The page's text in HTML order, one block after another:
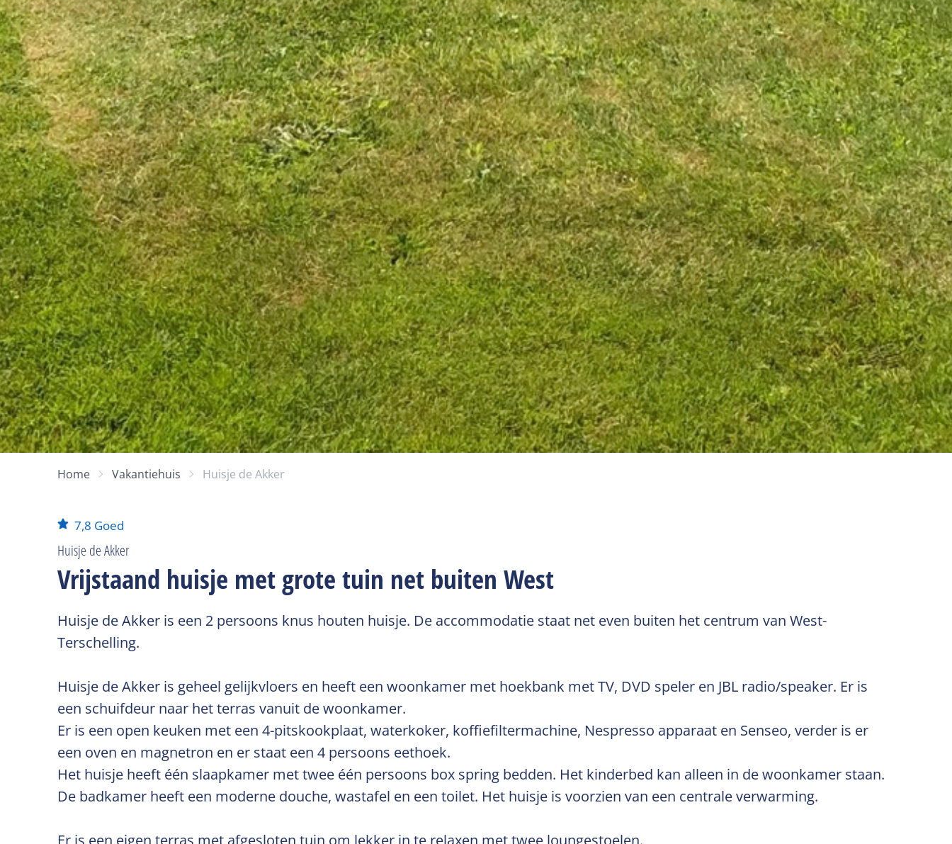
Home Vakantiehuis Huisje de Akker
7,8 Goed
Huisje de Akker
Vrijstaand huisje met grote tuin net buiten West
Huisje de Akker is een 2 persoons knus houten huisje. De accommodatie staat net even buiten het centrum van West-
Terschelling.
Huisje de Akker is geheel gelijkvloers en heeft een woonkamer met hoekbank met TV, DVD speler en JBL radio/speaker. Er is
een schuifdeur naar het terras vanuit de woonkamer.
Er is een open keuken met een 4-pitskookplaat, waterkoker, koffiefiltermachine, Nespresso apparaat en Senseo, verder is er
een oven en magnetron en er staat een 4 persoons eethoek.
Het huisje heeft één slaapkamer met twee één persoons box spring bedden. Het kinderbed kan alleen in de woonkamer staan.
De badkamer heeft een moderne douche, wastafel en een toilet. Het huisje is voorzien van een centrale verwarming.
Er is een eigen terras met afgesloten tuin om lekker in te relaxen met twee loungestoelen.